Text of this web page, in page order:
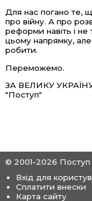
Для нас погано те,
про війну. А про
реформи навіть і
цьому напрямку,
робити.
Переможемо.
ЗА ВЕЛИКУ
"Поступ"
© 2001-2026 Поступ
Вхід для
Сплатити внески
Карта сайту